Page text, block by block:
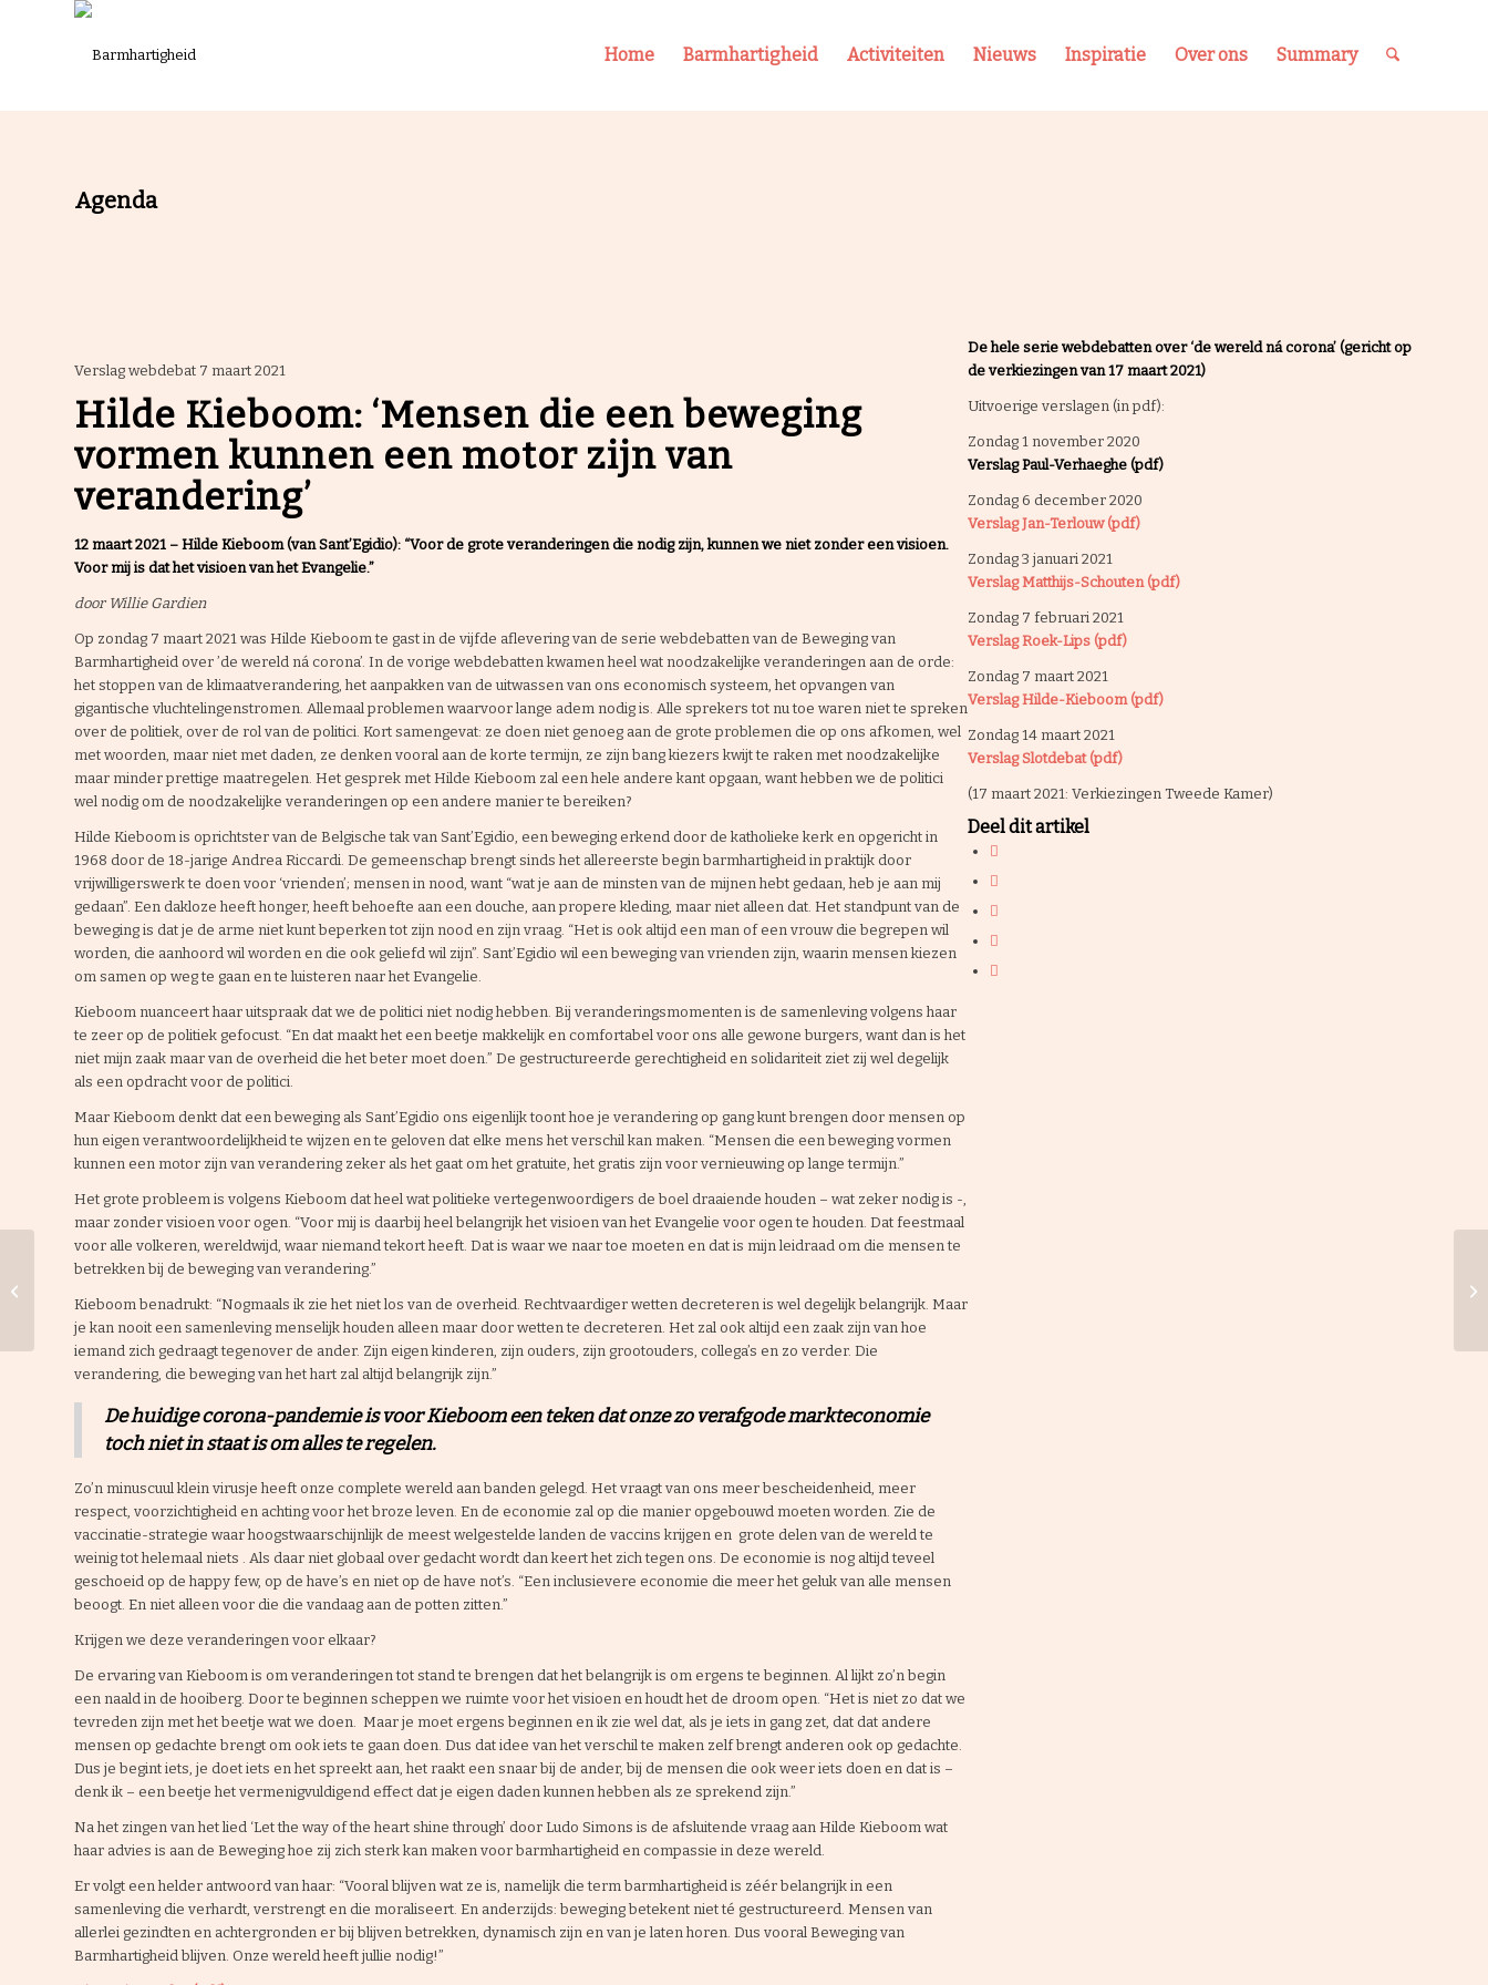
Home Barmhartigheid Activiteiten Nieuws Inspiratie Over ons Summary
Agenda
Verslag webdebat 7 maart 2021
Hilde Kieboom: ‘Mensen die een beweging
vormen kunnen een motor zijn van
verandering’
12 maart 2021 – Hilde Kieboom (van Sant’Egidio): “Voor de grote veranderingen die nodig zijn, kunnen we niet zonder een visioen.
Voor mij is dat het visioen van het Evangelie.”
door Willie Gardien
Op zondag 7 maart 2021 was Hilde Kieboom te gast in de vijfde aflevering van de serie webdebatten van de Beweging van
Barmhartigheid over ’de wereld ná corona’. In de vorige webdebatten kwamen heel wat noodzakelijke veranderingen aan de orde:
het stoppen van de klimaatverandering, het aanpakken van de uitwassen van ons economisch systeem, het opvangen van
gigantische vluchtelingenstromen. Allemaal problemen waarvoor lange adem nodig is. Alle sprekers tot nu toe waren niet te spreken
over de politiek, over de rol van de politici. Kort samengevat: ze doen niet genoeg aan de grote problemen die op ons afkomen, wel
met woorden, maar niet met daden, ze denken vooral aan de korte termijn, ze zijn bang kiezers kwijt te raken met noodzakelijke
maar minder prettige maatregelen. Het gesprek met Hilde Kieboom zal een hele andere kant opgaan, want hebben we de politici
wel nodig om de noodzakelijke veranderingen op een andere manier te bereiken?
Hilde Kieboom is oprichtster van de Belgische tak van Sant’Egidio, een beweging erkend door de katholieke kerk en opgericht in
1968 door de 18-jarige Andrea Riccardi. De gemeenschap brengt sinds het allereerste begin barmhartigheid in praktijk door
vrijwilligerswerk te doen voor ‘vrienden’; mensen in nood, want “wat je aan de minsten van de mijnen hebt gedaan, heb je aan mij
gedaan”. Een dakloze heeft honger, heeft behoefte aan een douche, aan propere kleding, maar niet alleen dat. Het standpunt van de
beweging is dat je de arme niet kunt beperken tot zijn nood en zijn vraag. “Het is ook altijd een man of een vrouw die begrepen wil
worden, die aanhoord wil worden en die ook geliefd wil zijn”. Sant’Egidio wil een beweging van vrienden zijn, waarin mensen kiezen
om samen op weg te gaan en te luisteren naar het Evangelie.
Kieboom nuanceert haar uitspraak dat we de politici niet nodig hebben. Bij veranderingsmomenten is de samenleving volgens haar
te zeer op de politiek gefocust. “En dat maakt het een beetje makkelijk en comfortabel voor ons alle gewone burgers, want dan is het
niet mijn zaak maar van de overheid die het beter moet doen.” De gestructureerde gerechtigheid en solidariteit ziet zij wel degelijk
als een opdracht voor de politici.
Maar Kieboom denkt dat een beweging als Sant’Egidio ons eigenlijk toont hoe je verandering op gang kunt brengen door mensen op
hun eigen verantwoordelijkheid te wijzen en te geloven dat elke mens het verschil kan maken. “Mensen die een beweging vormen
kunnen een motor zijn van verandering zeker als het gaat om het gratuite, het gratis zijn voor vernieuwing op lange termijn.”
Het grote probleem is volgens Kieboom dat heel wat politieke vertegenwoordigers de boel draaiende houden – wat zeker nodig is -,
maar zonder visioen voor ogen. “Voor mij is daarbij heel belangrijk het visioen van het Evangelie voor ogen te houden. Dat feestmaal
voor alle volkeren, wereldwijd, waar niemand tekort heeft. Dat is waar we naar toe moeten en dat is mijn leidraad om die mensen te
betrekken bij de beweging van verandering.”
Kieboom benadrukt: “Nogmaals ik zie het niet los van de overheid. Rechtvaardiger wetten decreteren is wel degelijk belangrijk. Maar
je kan nooit een samenleving menselijk houden alleen maar door wetten te decreteren. Het zal ook altijd een zaak zijn van hoe
iemand zich gedraagt tegenover de ander. Zijn eigen kinderen, zijn ouders, zijn grootouders, collega’s en zo verder. Die
verandering, die beweging van het hart zal altijd belangrijk zijn.”
De huidige corona-pandemie is voor Kieboom een teken dat onze zo verafgode markteconomie
toch niet in staat is om alles te regelen.
Zo’n minuscuul klein virusje heeft onze complete wereld aan banden gelegd. Het vraagt van ons meer bescheidenheid, meer
respect, voorzichtigheid en achting voor het broze leven. En de economie zal op die manier opgebouwd moeten worden. Zie de
vaccinatie-strategie waar hoogstwaarschijnlijk de meest welgestelde landen de vaccins krijgen en grote delen van de wereld te
weinig tot helemaal niets . Als daar niet globaal over gedacht wordt dan keert het zich tegen ons. De economie is nog altijd teveel
geschoeid op de happy few, op de have’s en niet op de have not’s. “Een inclusievere economie die meer het geluk van alle mensen
beoogt. En niet alleen voor die die vandaag aan de potten zitten.”
Krijgen we deze veranderingen voor elkaar?
De ervaring van Kieboom is om veranderingen tot stand te brengen dat het belangrijk is om ergens te beginnen. Al lijkt zo’n begin
een naald in de hooiberg. Door te beginnen scheppen we ruimte voor het visioen en houdt het de droom open. “Het is niet zo dat we
tevreden zijn met het beetje wat we doen. Maar je moet ergens beginnen en ik zie wel dat, als je iets in gang zet, dat dat andere
mensen op gedachte brengt om ook iets te gaan doen. Dus dat idee van het verschil te maken zelf brengt anderen ook op gedachte.
Dus je begint iets, je doet iets en het spreekt aan, het raakt een snaar bij de ander, bij de mensen die ook weer iets doen en dat is –
denk ik – een beetje het vermenigvuldigend effect dat je eigen daden kunnen hebben als ze sprekend zijn.”
Na het zingen van het lied ‘Let the way of the heart shine through’ door Ludo Simons is de afsluitende vraag aan Hilde Kieboom wat
haar advies is aan de Beweging hoe zij zich sterk kan maken voor barmhartigheid en compassie in deze wereld.
Er volgt een helder antwoord van haar: “Vooral blijven wat ze is, namelijk die term barmhartigheid is zéér belangrijk in een
samenleving die verhardt, verstrengt en die moraliseert. En anderzijds: beweging betekent niet té gestructureerd. Mensen van
allerlei gezindten en achtergronden er bij blijven betrekken, dynamisch zijn en van je laten horen. Dus vooral Beweging van
Barmhartigheid blijven. Onze wereld heeft jullie nodig!”
De hele serie webdebatten over ‘de wereld ná corona’ (gericht op
de verkiezingen van 17 maart 2021)
Uitvoerige verslagen (in pdf):
Zondag 1 november 2020
Verslag Paul-Verhaeghe (pdf)
Zondag 6 december 2020
Verslag Jan-Terlouw (pdf)
Zondag 3 januari 2021
Verslag Matthijs-Schouten (pdf)
Zondag 7 februari 2021
Verslag Roek-Lips (pdf)
Zondag 7 maart 2021
Verslag Hilde-Kieboom (pdf)
Zondag 14 maart 2021
Verslag Slotdebat (pdf)
(17 maart 2021: Verkiezingen Tweede Kamer)
Deel dit artikel
Aankondiging
Kieboom